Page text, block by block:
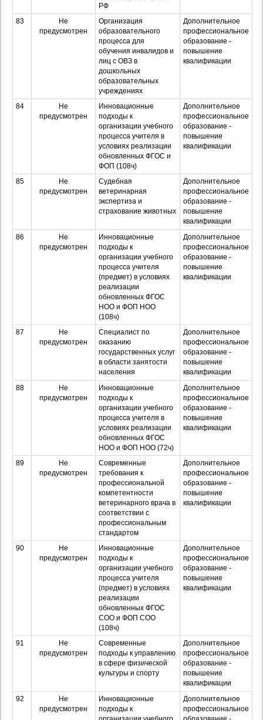
РФ
83
Не
предусмотрен
Организация
образовательного
процесса для
обучения инвалидов и
лиц с ОВЗ в
дошкольных
образовательных
учреждениях
Дополнительное
профессиональное
образование -
повышение
квалификации
84
Не
предусмотрен
Инновационные
подходы к
организации учебного
процесса учителя в
условиях реализации
обновленных ФГОС и
ФОП (108ч)
Дополнительное
профессиональное
образование -
повышение
квалификации
85
Не
предусмотрен
Судебная
ветеринарная
экспертиза и
страхование животных
Дополнительное
профессиональное
образование -
повышение
квалификации
86
Не
предусмотрен
Инновационные
подходы к
организации учебного
процесса учителя
(предмет) в условиях
реализации
обновленных ФГОС
НОО и ФОП НОО
(108ч)
Дополнительное
профессиональное
образование -
повышение
квалификации
87
Не
предусмотрен
Специалист по
оказанию
государственных услуг
в области занятости
населения
Дополнительное
профессиональное
образование -
повышение
квалификации
88
Не
предусмотрен
Инновационные
подходы к
организации учебного
процесса учителя в
условиях реализации
обновленных ФГОС
НОО и ФОП НОО (72ч)
Дополнительное
профессиональное
образование -
повышение
квалификации
89
Не
предусмотрен
Современные
требования к
профессиональной
компетентности
ветеринарного врача в
соответствии с
профессиональным
стандартом
Дополнительное
профессиональное
образование -
повышение
квалификации
90
Не
предусмотрен
Инновационные
подходы к
организации учебного
процесса учителя
(предмет) в условиях
реализации
обновленных ФГОС
СОО и ФОП СОО
(108ч)
Дополнительное
профессиональное
образование -
повышение
квалификации
91
Не
предусмотрен
Современные
подходы к управлению
в сфере физической
культуры и спорту
Дополнительное
профессиональное
образование -
повышение
квалификации
92
Не
предусмотрен
Инновационные
подходы к
Дополнительное
профессиональное